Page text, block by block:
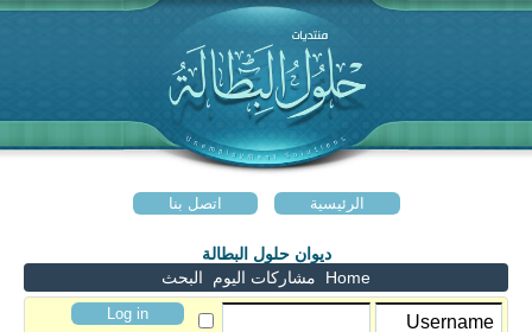
الرئيسية اتصل بنا
ديوان حلول البطالة
Home
مشاركات اليوم البحث